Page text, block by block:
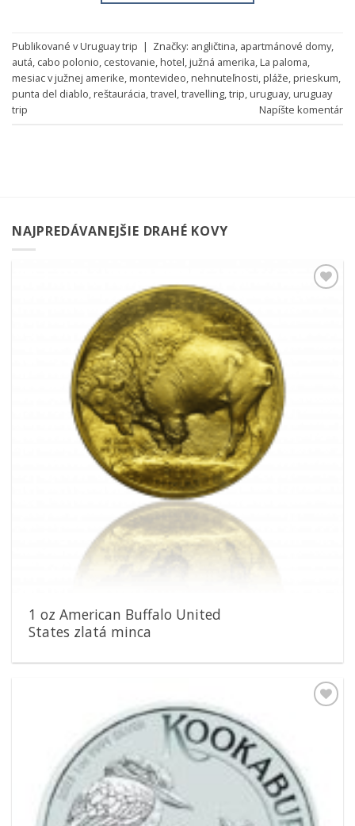
Publikované vUruguay trip | Značky: angličtina, apartmánové domy,
autá, cabo polonio, cestovanie,hotel,južná amerika,La paloma,
mesiac v južnej amerike,montevideo,nehnuteľnosti,pláže,prieskum,
punta del diablo,reštaurácia,travel,travelling,trip,uruguay,uruguay
trip
Napíšte komentár
NAJPREDÁVANEJŠIE DRAHÉ KOVY
1 oz American Buffalo United
States zlatá minca